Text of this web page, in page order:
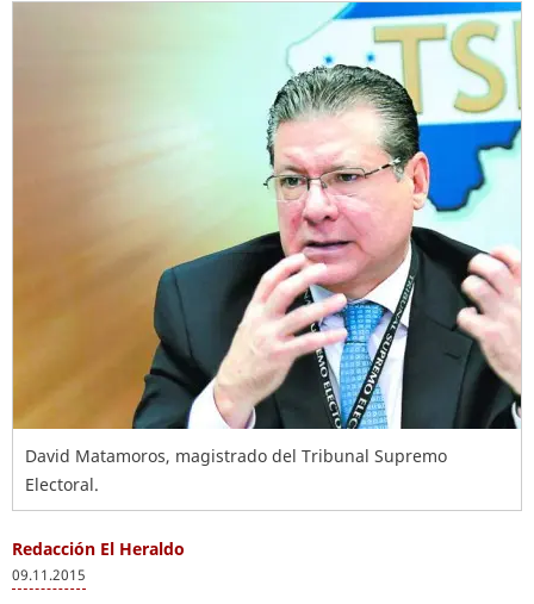
David Matamoros, magistrado del Tribunal Supremo
Electoral.
Redacción El Heraldo
09.11.2015